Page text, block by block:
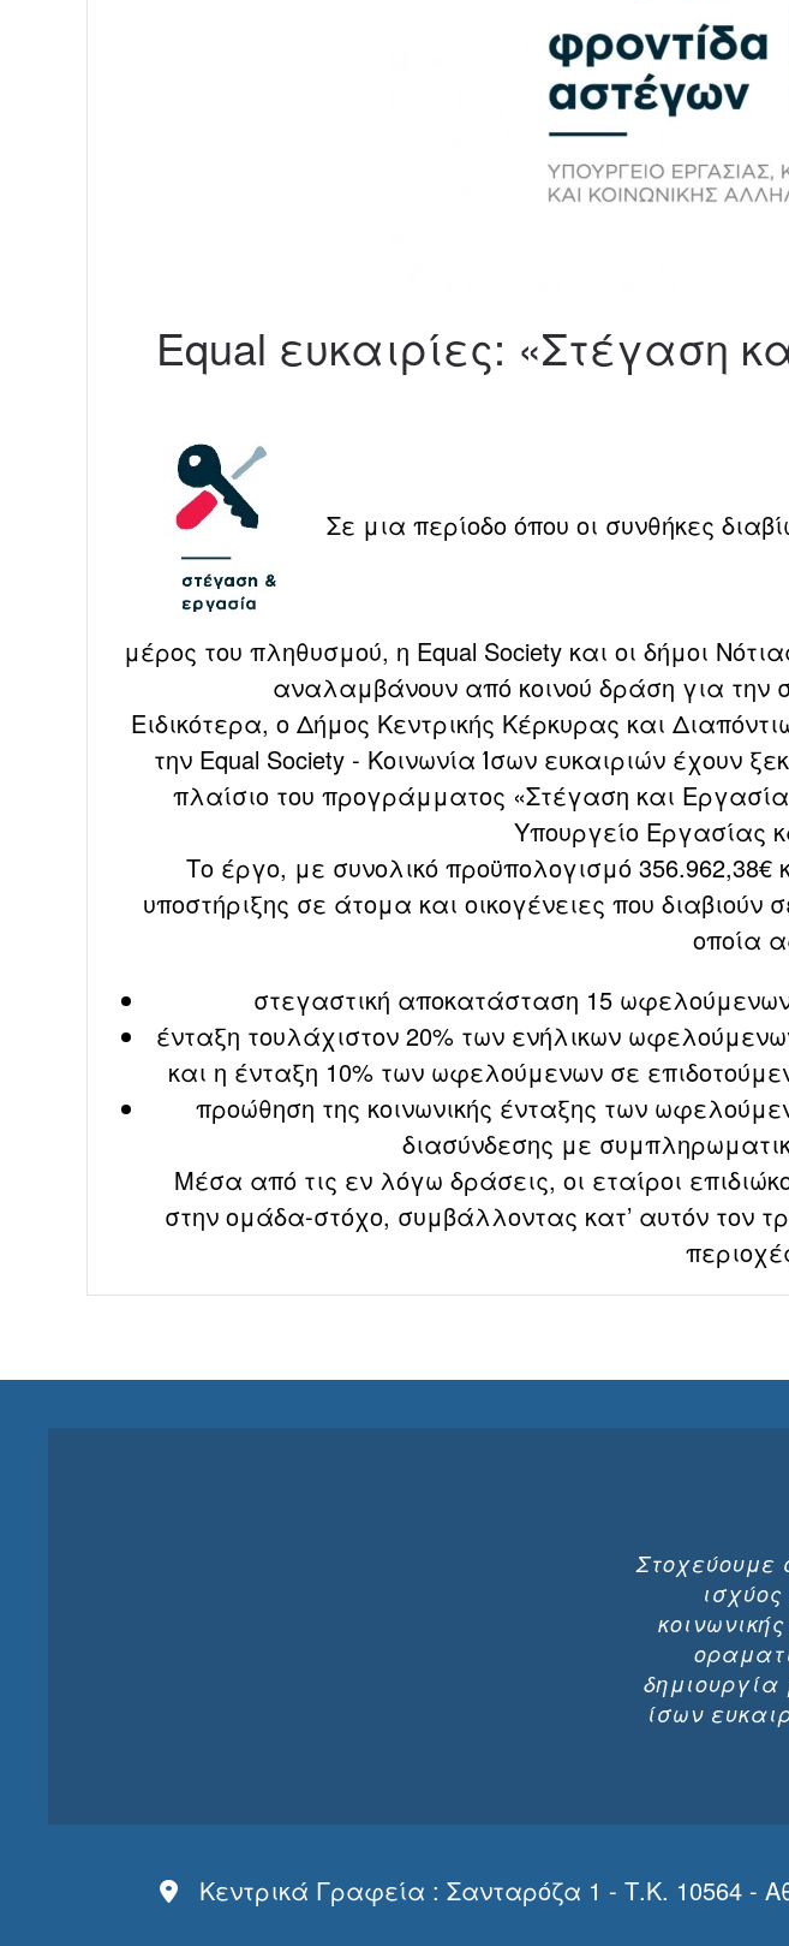
Equal ευκαιρίες: «Στέγαση
Σε μια περίοδο όπου οι συνθήκες
μέρος του πληθυσμού, η Equal Society και οι δήμοι
αναλαμβάνουν από κοινού δράση για
Ειδικότερα, ο Δήμος Κεντρικής Κέρκυρας και
την Equal Society - Κοινωνία Ίσων ευκαιριών έχουν
πλαίσιο του προγράμματος «Στέγαση και
Υπουργείο Εργασίας
Το έργο, με συνολικό προϋπολογισμό 356.962,38€
υποστήριξης σε άτομα και οικογένειες που
οποία
στεγαστική αποκατάσταση 15
ένταξη τουλάχιστον 20% των ενήλικων
και η ένταξη 10% των ωφελούμενων σε
προώθηση της κοινωνικής ένταξης των
διασύνδεσης με
Μέσα από τις εν λόγω δράσεις, οι εταίροι
στην ομάδα-στόχο, συμβάλλοντας κατ’ αυτόν τον
Στοχεύουμε
ισχύος
δημιουργία
ίσων
Κεντρικά Γραφεία : Σανταρόζα 1 - Τ.Κ. 10564 -